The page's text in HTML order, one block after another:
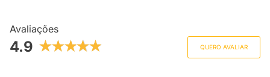
Avaliações
4.9 QUERO AVALIAR